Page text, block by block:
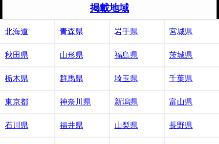
掲載地域
北海道 青森県 岩手県 宮城県
秋田県 山形県 福島県 茨城県
栃木県 群馬県 埼玉県 千葉県
東京都 神奈川県 新潟県 富山県
石川県 福井県 山梨県 長野県